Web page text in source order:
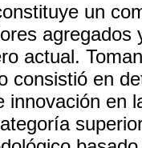
un
actual.
consistió en
innovación en